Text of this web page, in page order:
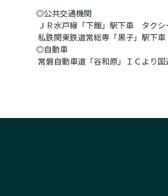
◎公共交通機関
◎自動車
常磐自動車道「谷和原」ＩＣより